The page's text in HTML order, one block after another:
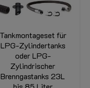
Tankhalterungsset
(2x Halterung)
Durchmesser 450
mm + Isolierung für
LPG-Flaschentanks